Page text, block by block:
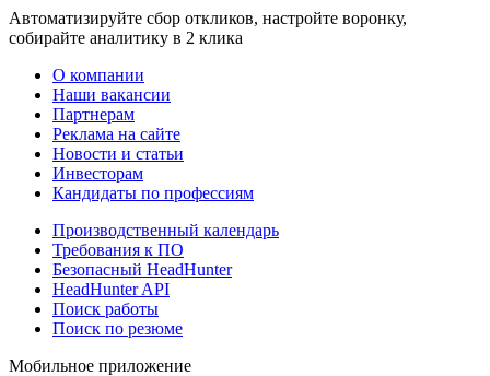
Автоматизируйте сбор откликов, настройте воронку,
собирайте аналитику в 2 клика
О компании
Наши вакансии
Партнерам
Реклама на сайте
Новости и статьи
Инвесторам
Кандидаты по профессиям
Производственный календарь
Требования к ПО
Безопасный HeadHunter
HeadHunter API
Поиск работы
Поиск по резюме
Мобильное приложение